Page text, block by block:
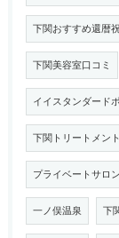
下関おすすめ還暦
下関美容室口コミ
イイスタンダード
下関トリートメント
プライベートサロン
一ノ俣温泉 下